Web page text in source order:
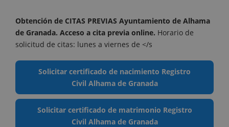
Obtención de CITAS PREVIAS Ayuntamiento de Alhama
de Granada. Acceso a cita previa online. Horario de
solicitud de citas: lunes a viernes de </s
Solicitar certificado de nacimiento Registro
Civil Alhama de Granada
Solicitar certificado de matrimonio Registro
Civil Alhama de Granada